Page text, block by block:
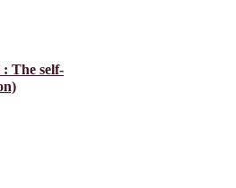
The self-